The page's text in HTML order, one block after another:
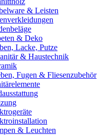
& Leisten
& Deko
Lacke, Putze
& Haustechnik
Fugen & Fliesenzubehör
& Leuchten